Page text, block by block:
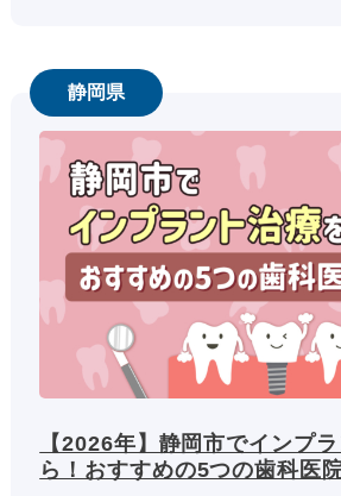
静岡県
【2026年】静岡市でインプ
ら！おすすめの5つの歯科医